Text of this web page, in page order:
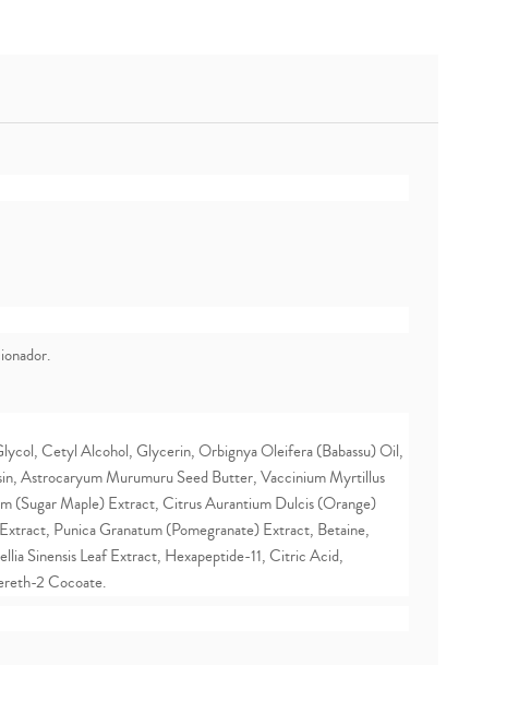
Cetyl Alcohol, Glycerin, Orbignya Oleifera (Babassu) Oil,
Astrocaryum Murumuru Seed Butter, Vaccinium Myrtillus
(Sugar Maple) Extract, Citrus Aurantium Dulcis (Orange)
Punica Granatum (Pomegranate) Extract, Betaine,
Sinensis Leaf Extract, Hexapeptide-11, Citric Acid,
2 Cocoate.